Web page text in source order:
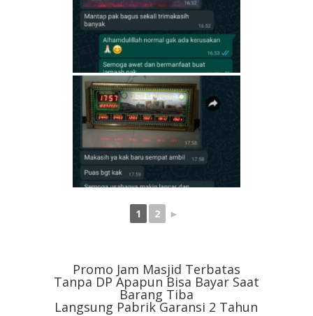
1 2 ►
Promo Jam Masjid Terbatas
Tanpa DP Apapun Bisa Bayar Saat
Barang Tiba
Langsung Pabrik Garansi 2 Tahun